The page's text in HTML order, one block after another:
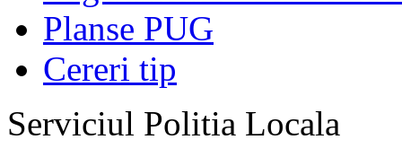
Planse PUG
Cereri tip
Serviciul Politia Locala